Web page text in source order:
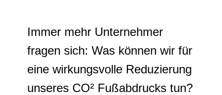
Immer mehr Unternehmer
fragen sich: Was können wir für
eine wirkungsvolle Reduzierung
unseres CO² Fußabdrucks tun?